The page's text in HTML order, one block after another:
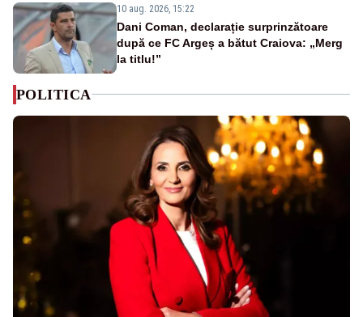
10 aug. 2026, 15:22
Dani Coman, declarație surprinzătoare
după ce FC Argeș a bătut Craiova: „Merg
la titlu!”
POLITICA